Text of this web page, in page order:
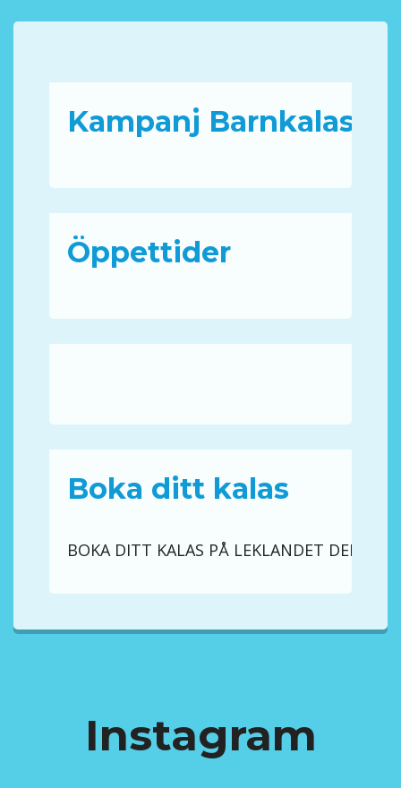
Kampanj Barnkalas
Öppettider
Boka ditt kalas
BOKA DITT KALAS PÅ LEKLANDET
Instagram